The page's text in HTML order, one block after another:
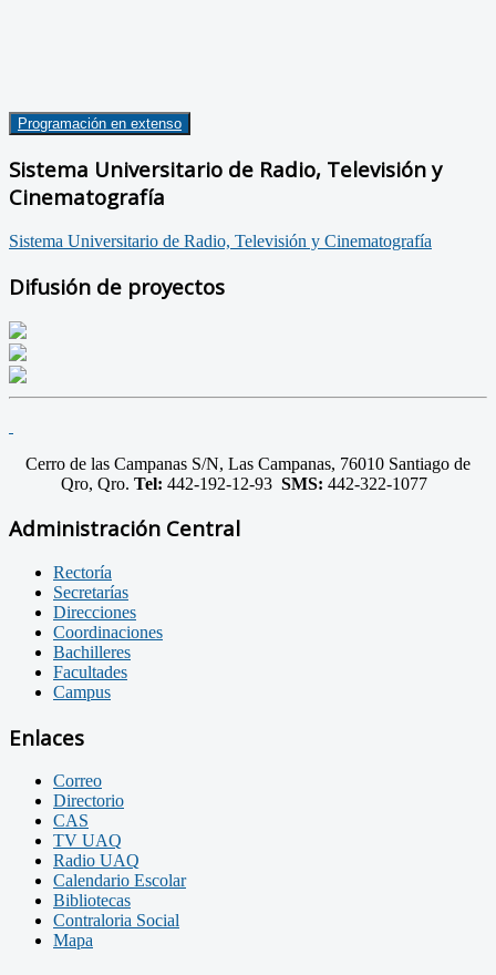
Programación en extenso
Sistema Universitario de Radio, Televisión y
Cinematografía
Sistema Universitario de Radio, Televisión y Cinematografía
Difusión de proyectos
Cerro de las Campanas S/N, Las Campanas, 76010 Santiago de
Qro, Qro. Tel: 442-192-12-93 SMS: 442-322-1077
Administración Central
Rectoría
Secretarías
Direcciones
Coordinaciones
Bachilleres
Facultades
Campus
Enlaces
Correo
Directorio
CAS
TV UAQ
Radio UAQ
Calendario Escolar
Bibliotecas
Contraloria Social
Mapa